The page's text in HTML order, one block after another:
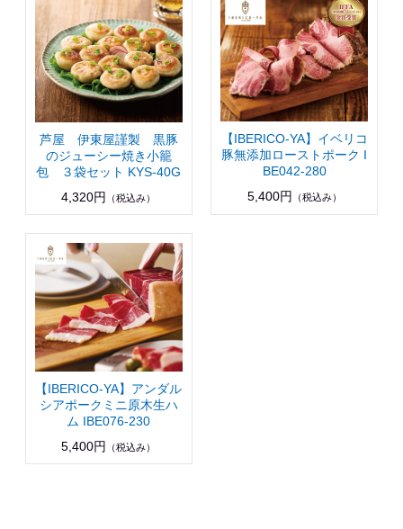
芦屋 伊東屋謹製 黒豚
のジューシー焼き小籠
包 ３袋セット KYS-40G
4,320円
（税込み）
【IBERICO-YA】イベリコ
豚無添加ローストポーク I
BE042-280
5,400円
（税込み）
【IBERICO-YA】アンダル
シアポークミニ原木生ハ
ム IBE076-230
5,400円
（税込み）